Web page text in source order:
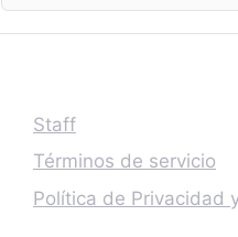
Staff
Términos de servicio
Política de Privacidad